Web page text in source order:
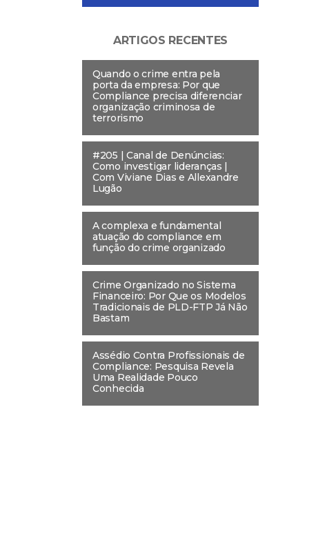
ARTIGOS RECENTES
Quando o crime entra pela
porta da empresa: Por que
Compliance precisa diferenciar
organização criminosa de
terrorismo
#205 | Canal de Denúncias:
Como investigar lideranças |
Com Viviane Dias e Allexandre
Lugão
A complexa e fundamental
atuação do compliance em
função do crime organizado
Crime Organizado no Sistema
Financeiro: Por Que os Modelos
Tradicionais de PLD-FTP Já Não
Bastam
Assédio Contra Profissionais de
Compliance: Pesquisa Revela
Uma Realidade Pouco
Conhecida